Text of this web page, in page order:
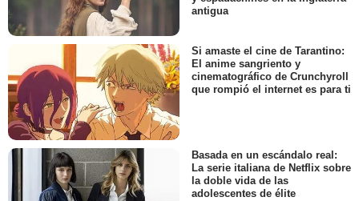
antigua
Si amaste el cine de Tarantino:
El anime sangriento y
cinematográfico de Crunchyroll
que rompió el internet es para ti
Basada en un escándalo real:
La serie italiana de Netflix sobre
la doble vida de las
adolescentes de élite